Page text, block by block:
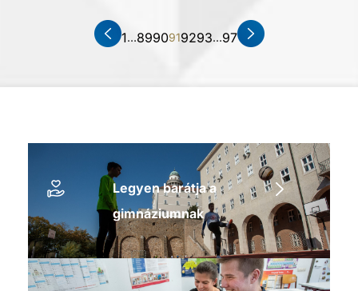
1…8990919293…97
Legyen barátja a
gimnáziumnak